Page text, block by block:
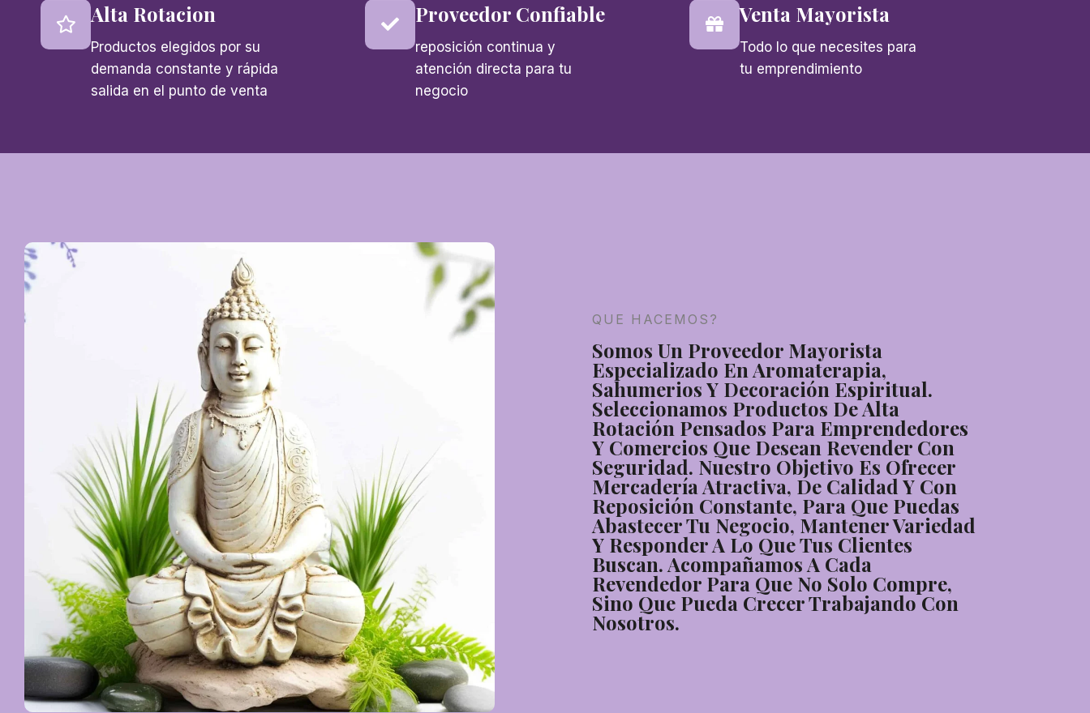
Alta Rotacion
Productos elegidos por su
demanda constante y rápida
salida en el punto de venta
Proveedor Confiable
reposición continua y
atención directa para tu
negocio
Venta Mayorista
Todo lo que necesites para
tu emprendimiento
QUE HACEMOS?
Somos Un Proveedor Mayorista
Especializado En Aromaterapia,
Sahumerios Y Decoración Espiritual.
Seleccionamos Productos De Alta
Rotación Pensados Para Emprendedores
Y Comercios Que Desean Revender Con
Seguridad. Nuestro Objetivo Es Ofrecer
Mercadería Atractiva, De Calidad Y Con
Reposición Constante, Para Que Puedas
Abastecer Tu Negocio, Mantener Variedad
Y Responder A Lo Que Tus Clientes
Buscan. Acompañamos A Cada
Revendedor Para Que No Solo Compre,
Sino Que Pueda Crecer Trabajando Con
Nosotros.